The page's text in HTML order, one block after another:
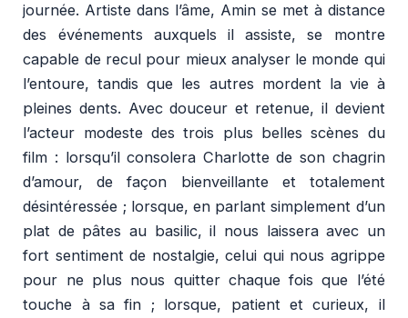
journée. Artiste dans l’âme, Amin se met à distance
des événements auxquels il assiste, se montre
capable de recul pour mieux analyser le monde qui
l’entoure, tandis que les autres mordent la vie à
pleines dents. Avec douceur et retenue, il devient
l’acteur modeste des trois plus belles scènes du
film : lorsqu’il consolera Charlotte de son chagrin
d’amour, de façon bienveillante et totalement
désintéressée ; lorsque, en parlant simplement d’un
plat de pâtes au basilic, il nous laissera avec un
fort sentiment de nostalgie, celui qui nous agrippe
pour ne plus nous quitter chaque fois que l’été
touche à sa fin ; lorsque, patient et curieux, il